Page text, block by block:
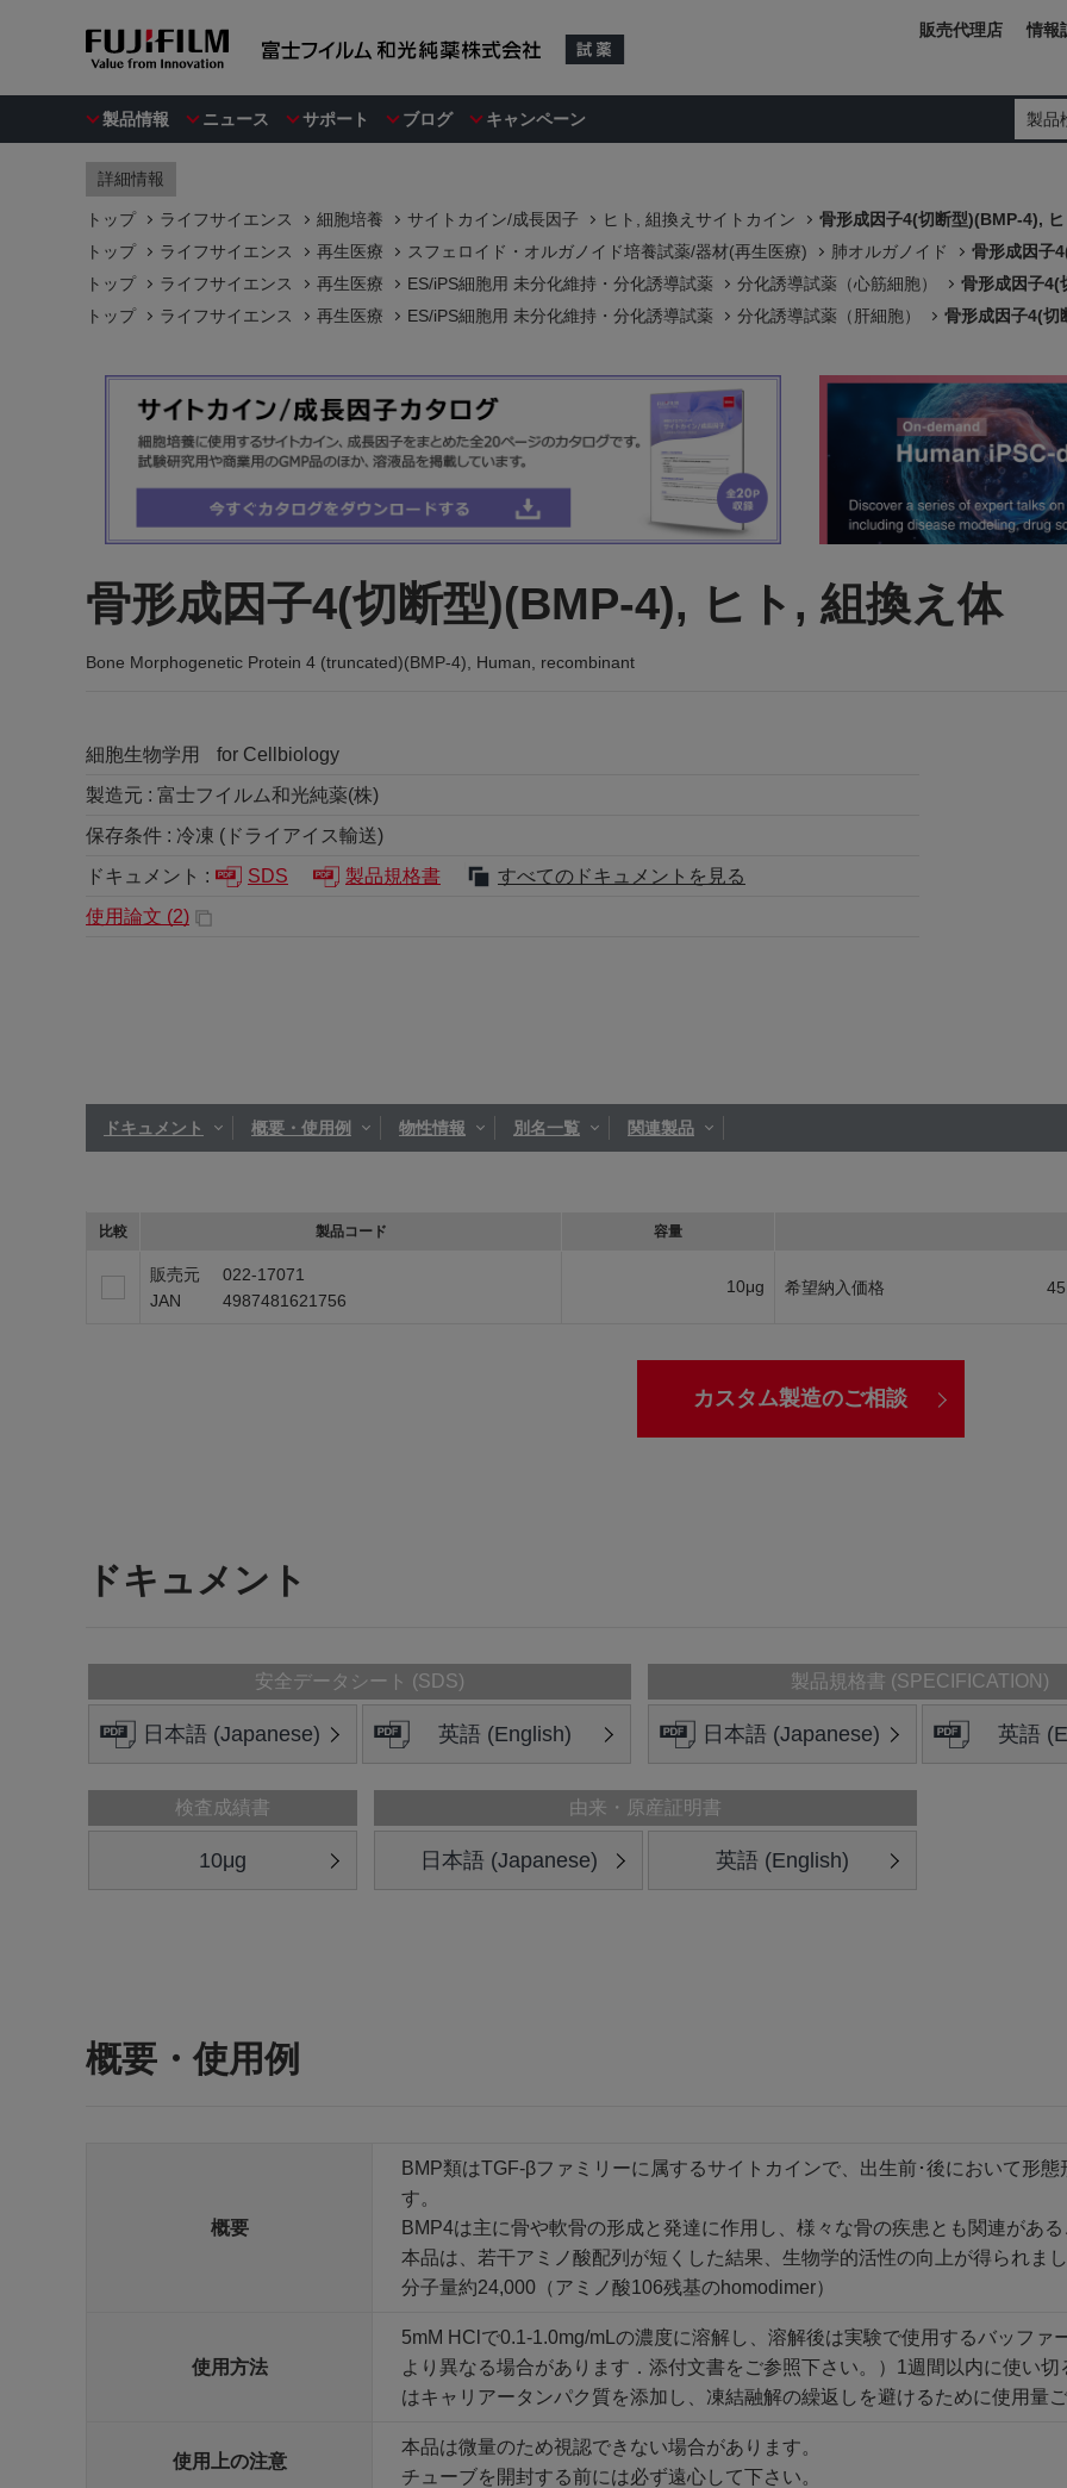
製品情報 ニュース サポート ブログ キャンペーン 製品
販売代理店 情報
詳細情報
トップ ライフサイエンス 細胞培養 サイトカイン/成長因子 ヒト, 組換えサイトカイン
骨形成因子4(切断型)(BMP-4),
トップ
ライフサイエンス 再生医療 スフェロイド・オルガノイド培養試薬/器材(再生医療) 肺オルガノイド
骨形成因子
トップ
ライフサイエンス 再生医療 ES/iPS細胞用 未分化維持・分化誘導試薬 分化誘導試薬（心筋細胞）
骨形成因子4(
トップ
ライフサイエンス 再生医療 ES/iPS細胞用 未分化維持・分化誘導試薬 分化誘導試薬（肝細胞） 骨形成因子4(切
骨形成因子4(切断型)(BMP-4), ヒト, 組換え体
Bone Morphogenetic Protein 4 (truncated)(BMP-4), Human, recombinant
細胞生物学用
for Cellbiology
製造元 : 富士フイルム和光純薬(株)
保存条件 : 冷凍 (ドライアイス輸送)
ドキュメント :
SDS 製品規格書
すべてのドキュメントを見る
使用論文 (2)
ドキュメント 概要・使用例 物性情報 別名一覧 関連製品
比較 製品コード 容量
販売元
022-17071
JAN
4987481621756
10μg 希望納入価格
カスタム製造のご相談
ドキュメント
安全データシート (SDS)
日本語 (Japanese) 英語 (English)
製品規格書 (SPECIFICATION)
日本語 (Japanese) 英語
検査成績書
10μg
由来・原産証明書
日本語 (Japanese) 英語 (English)
概要・使用例
概要
BMP類はTGF-βファミリーに属するサイトカインで、出生前･後において形
す。
BMP4は主に骨や軟骨の形成と発達に作用し、様々な骨の疾患とも関連がある
本品は、若干アミノ酸配列が短くした結果、生物学的活性の向上が得られまし
分子量約24,000（アミノ酸106残基のhomodimer）
使用方法
5mM HClで0.1-1.0mg/mLの濃度に溶解し、溶解後は実験で使用するバッファ
より異なる場合があります．添付文書をご参照下さい。）1週間以内に使い
はキャリアータンパク質を添加し、凍結融解の繰返しを避けるために使用量
使用上の注意
本品は微量のため視認できない場合があります。
チューブを開封する前には必ず遠心して下さい。